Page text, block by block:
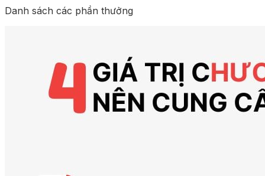
Danh sách các phần thưởng